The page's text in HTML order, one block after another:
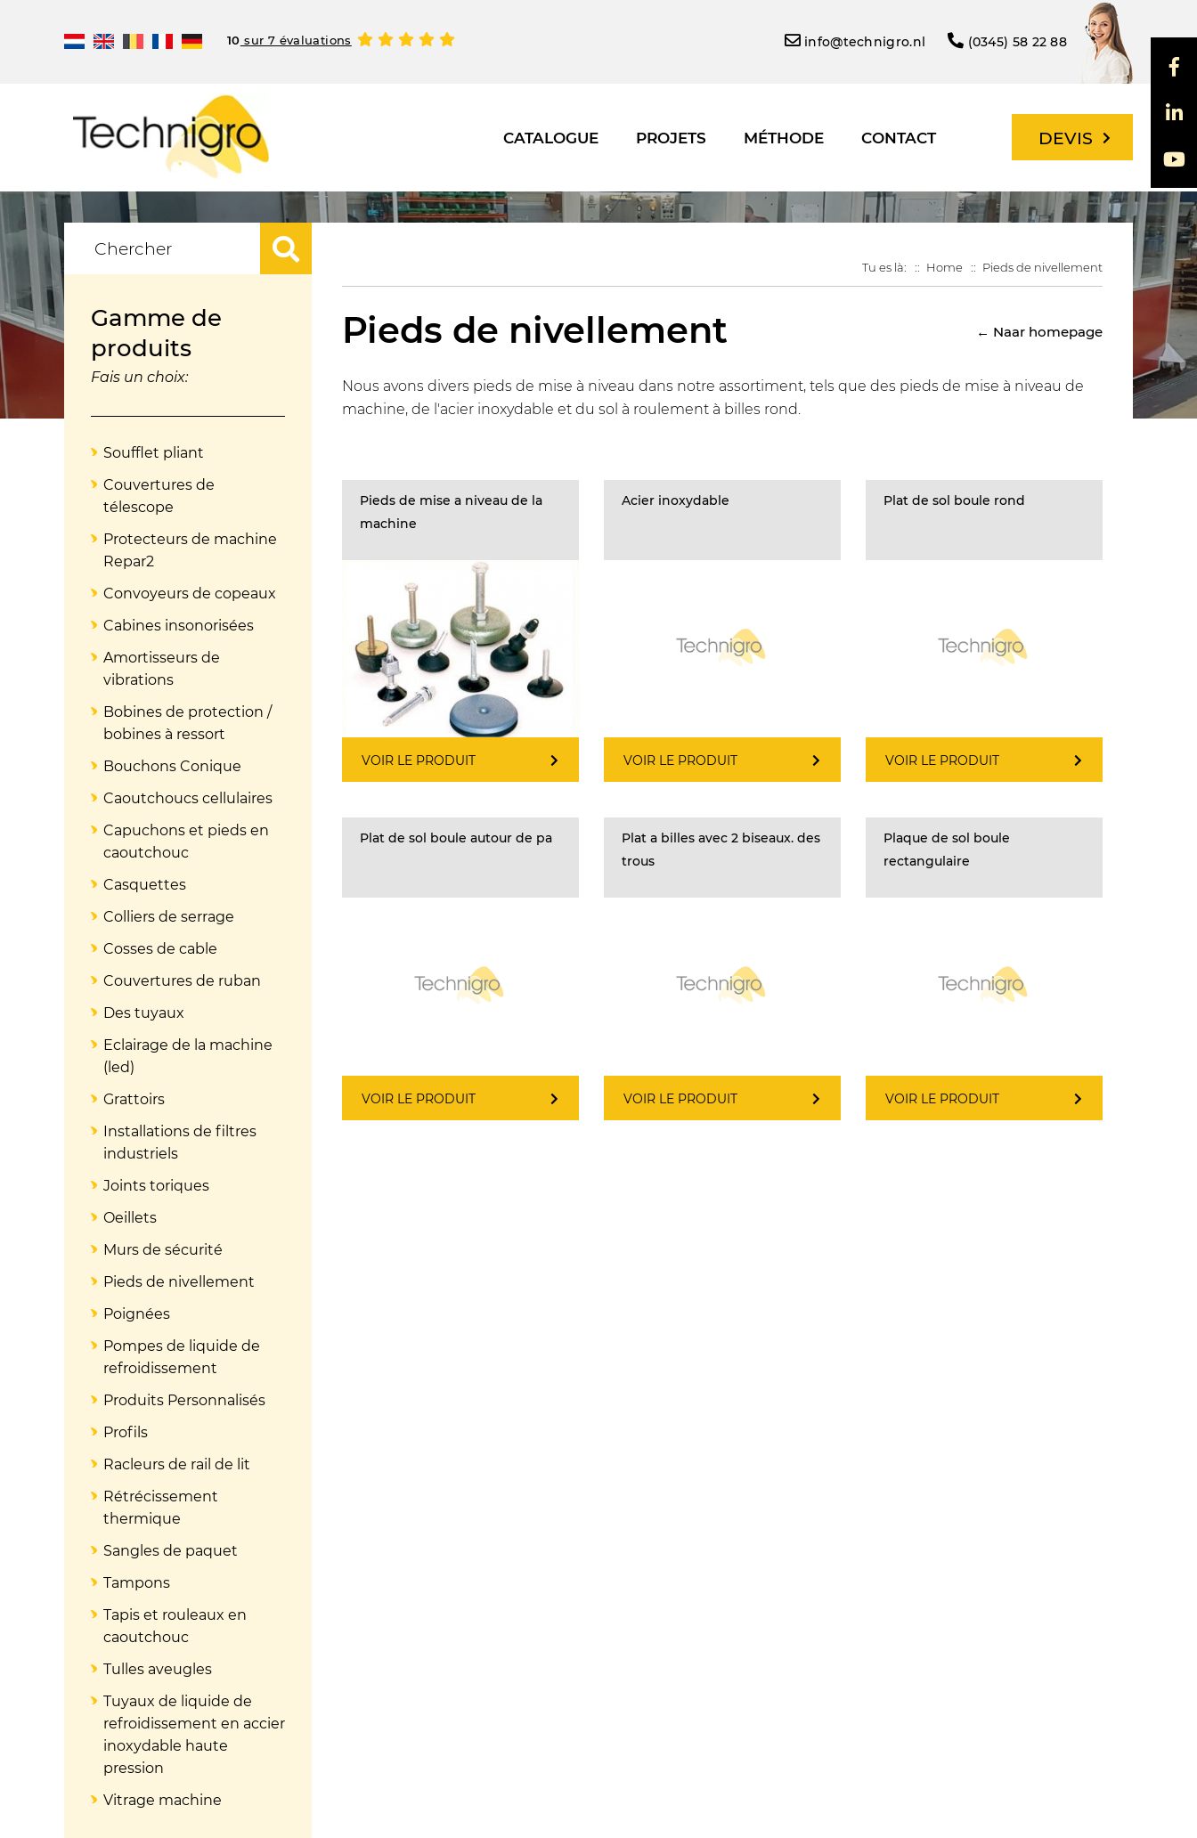
10 sur 7 évaluations info@technigro.nl (0345) 58 22 88
CATALOGUE PROJETS MÉTHODE CONTACT DEVIS
Tu es là: Home Pieds de nivellement
← Naar homepage
Pieds de nivellement
Nous avons divers pieds de mise à niveau dans notre assortiment, tels que des pieds de mise à niveau de
machine, de l'acier inoxydable et du sol à roulement à billes rond.
Pieds de mise a niveau de la
machine
VOIR LE PRODUIT
Acier inoxydable
VOIR LE PRODUIT
Plat de sol boule rond
VOIR LE PRODUIT
Plat de sol boule autour de pa
VOIR LE PRODUIT
Plat a billes avec 2 biseaux. des
trous
VOIR LE PRODUIT
Plaque de sol boule
rectangulaire
VOIR LE PRODUIT
Gamme de
produits
Fais un choix:
Soufflet pliant
Couvertures de
télescope
Protecteurs de machine
Repar2
Convoyeurs de copeaux
Cabines insonorisées
Amortisseurs de
vibrations
Bobines de protection /
bobines à ressort
Bouchons Conique
Caoutchoucs cellulaires
Capuchons et pieds en
caoutchouc
Casquettes
Colliers de serrage
Cosses de cable
Couvertures de ruban
Des tuyaux
Eclairage de la machine
(led)
Grattoirs
Installations de filtres
industriels
Joints toriques
Oeillets
Murs de sécurité
Pieds de nivellement
Poignées
Pompes de liquide de
refroidissement
Produits Personnalisés
Profils
Racleurs de rail de lit
Rétrécissement
thermique
Sangles de paquet
Tampons
Tapis et rouleaux en
caoutchouc
Tulles aveugles
Tuyaux de liquide de
refroidissement en accier
inoxydable haute
pression
Vitrage machine